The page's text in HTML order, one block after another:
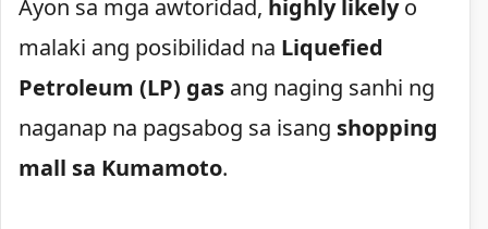
Ayon sa mga awtoridad, highly likelyo
malaki ang posibilidad na Liquefied
Petroleum (LP) gas ang naging sanhi ng
naganap na pagsabog sa isang shopping
mall sa Kumamoto.